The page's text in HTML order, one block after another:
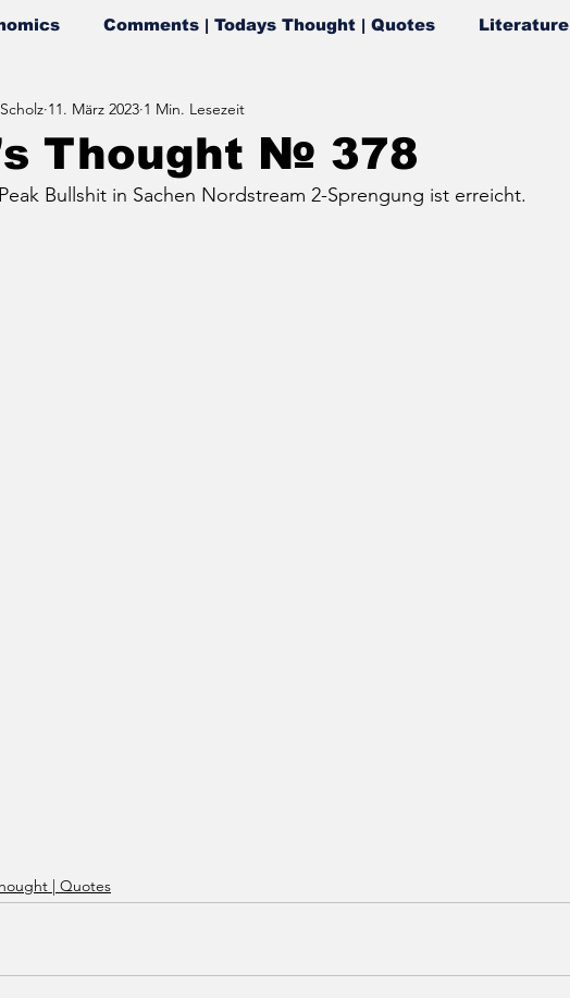
Comments | Todays Thought | Quotes Literature
Thought № 378
11. März 2023 1 Min. Lesezeit
Bullshit in Sachen Nordstream 2-Sprengung ist erreicht.
| Quotes